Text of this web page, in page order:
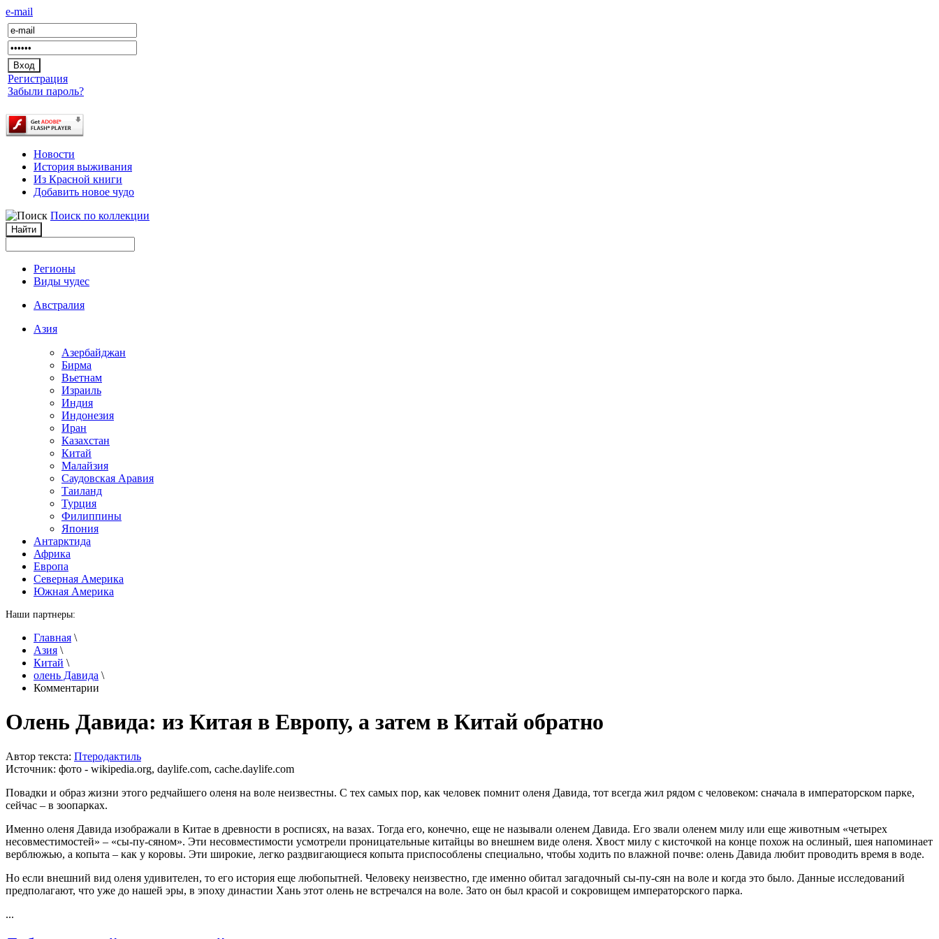
e-mail
Регистрация
Забыли пароль?
Новости
История выживания
Из Красной книги
Добавить новое чудо
Поиск по коллекции
Регионы
Виды чудес
Австралия
Азия
Азербайджан
Бирма
Вьетнам
Израиль
Индия
Индонезия
Иран
Казахстан
Китай
Малайзия
Саудовская Аравия
Таиланд
Турция
Филиппины
Япония
Антарктида
Африка
Европа
Северная Америка
Южная Америка
Наши партнеры:
Главная \
Азия \
Китай \
олень Давида \
Комментарии
Олень Давида: из Китая в Европу, а затем в Китай обратно
Автор текста: Птеродактиль
Источник: фото - wikipedia.org, daylife.com, cache.daylife.com
Повадки и образ жизни этого редчайшего оленя на воле неизвестны. С тех самых пор, как человек помнит оленя Давида, тот всегда жил рядом с человеком: сначала в императорском парке,
сейчас – в зоопарках.
Именно оленя Давида изображали в Китае в древности в росписях, на вазах. Тогда его, конечно, еще не называли оленем Давида. Его звали оленем милу или еще животным «четырех
несовместимостей» – «сы-пу-сяном». Эти несовместимости усмотрели проницательные китайцы во внешнем виде оленя. Хвост милу с кисточкой на конце похож на ослиный, шея напоминает
верблюжью, а копыта – как у коровы. Эти широкие, легко раздвигающиеся копыта приспособлены специально, чтобы ходить по влажной почве: олень Давида любит проводить время в воде.
Но если внешний вид оленя удивителен, то его история еще любопытней. Человеку неизвестно, где именно обитал загадочный сы-пу-сян на воле и когда это было. Данные исследований
предполагают, что уже до нашей эры, в эпоху династии Хань этот олень не встречался на воле. Зато он был красой и сокровищем императорского парка.
...